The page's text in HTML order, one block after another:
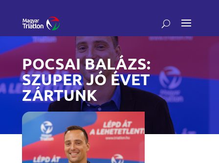
POCSAI BALÁZS:
SZUPER JÓ ÉVET
ZÁRTUNK